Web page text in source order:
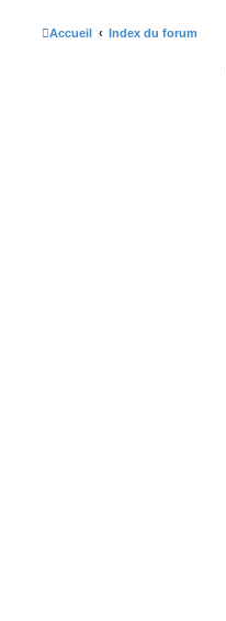
Accueil Index du forum